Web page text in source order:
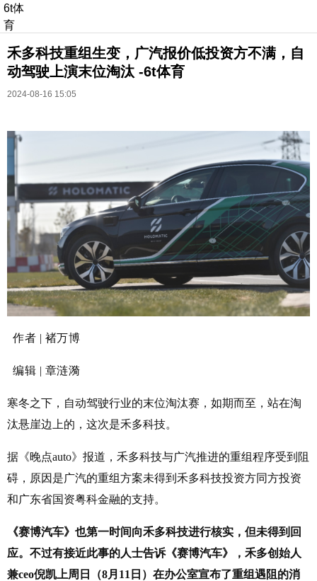
6t体
育
禾多科技重组生变，广汽报价低投资方不满，自
动驾驶上演末位淘汰 -6t体育
2024-08-16 15:05
作者 | 褚万博
编辑 | 章涟漪
寒冬之下，自动驾驶行业的末位淘汰赛，如期而至，站在淘
汰悬崖边上的，这次是禾多科技。
据《晚点auto》报道，禾多科技与广汽推进的重组程序受到阻
碍，原因是广汽的重组方案未得到禾多科技投资方同方投资
和广东省国资粤科金融的支持。
《赛博汽车》也第一时间向禾多科技进行核实，但未得到回
应。不过有接近此事的人士告诉《赛博汽车》，禾多创始人
兼ceo倪凯上周日（8月11日）在办公室宣布了重组遇阻的消